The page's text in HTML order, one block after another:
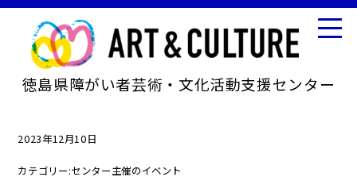
徳島県障がい者芸術・文化活動支援センター
2023年12月10日
カテゴリー:センター主催のイベント